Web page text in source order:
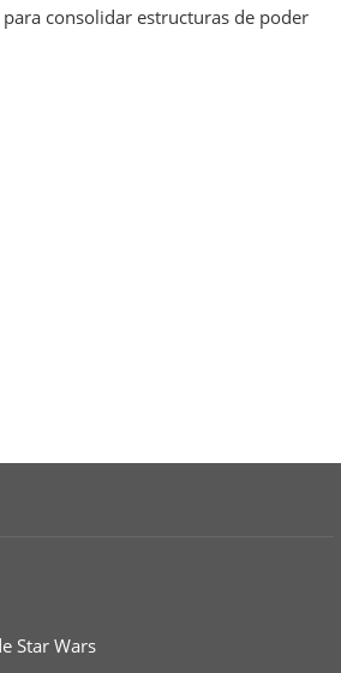
consolidar estructuras de poder
Star Wars